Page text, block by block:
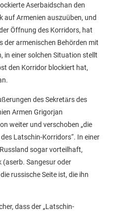
Aserbaidschan den
auf Armenien auszuüben, und
Öffnung des Korridors, hat
der armenischen Behörden mit
in einer solchen Situation stellt
den Korridor blockiert hat,
des Sekretärs des
Armen Grigorjan
weiter und verschoben „die
Latschin-Korridors“. In einer
sogar vorteilhaft,
(aserb. Sangesur oder
russische Seite ist, die ihn
dass der „Latschin-